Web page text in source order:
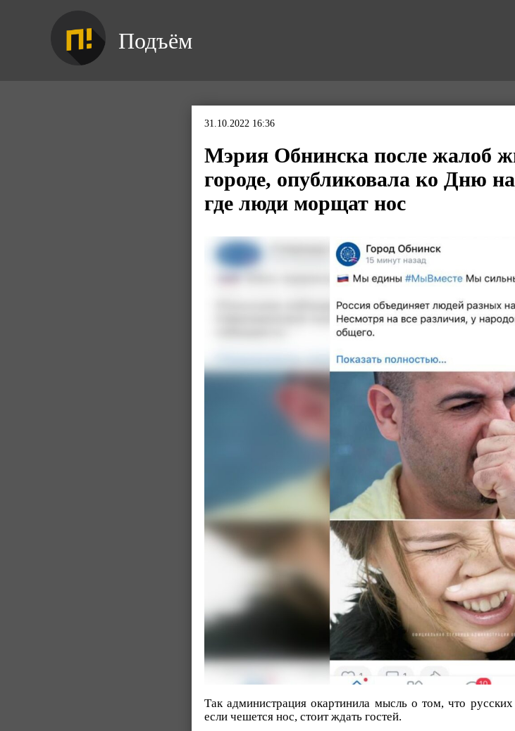
Подъём
31.10.2022 16:36
Мэрия Обнинска после жалоб
городе, опубликовала ко Дню
где люди морщат нос
Так администрация окартинила мысль о том, что
если чешется нос, стоит ждать гостей.